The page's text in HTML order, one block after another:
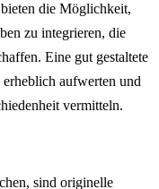
die Möglichkeit,
zu integrieren, die
Eine gut gestaltete
erheblich aufwerten und
vermitteln.
sind originelle